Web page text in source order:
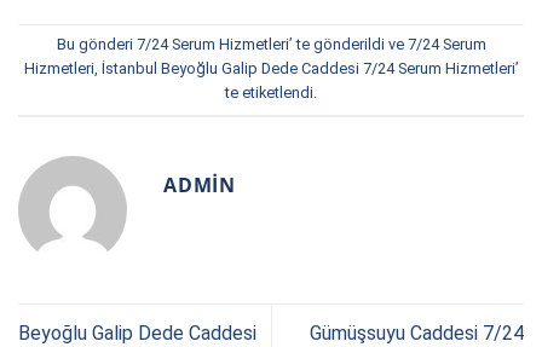
Bu gönderi 7/24 Serum Hizmetleri’ te gönderildi ve 7/24 Serum
Hizmetleri, İstanbul Beyoğlu Galip Dede Caddesi 7/24 Serum Hizmetleri’
te etiketlendi.
ADMIN
Beyoğlu Galip Dede Caddesi
Gümüşsuyu Caddesi 7/24